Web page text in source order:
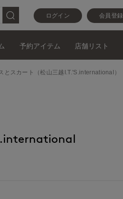
ログイン 会員登録
予約アイテム 店舗リスト
スカート（松山三越I.T.'S.international）